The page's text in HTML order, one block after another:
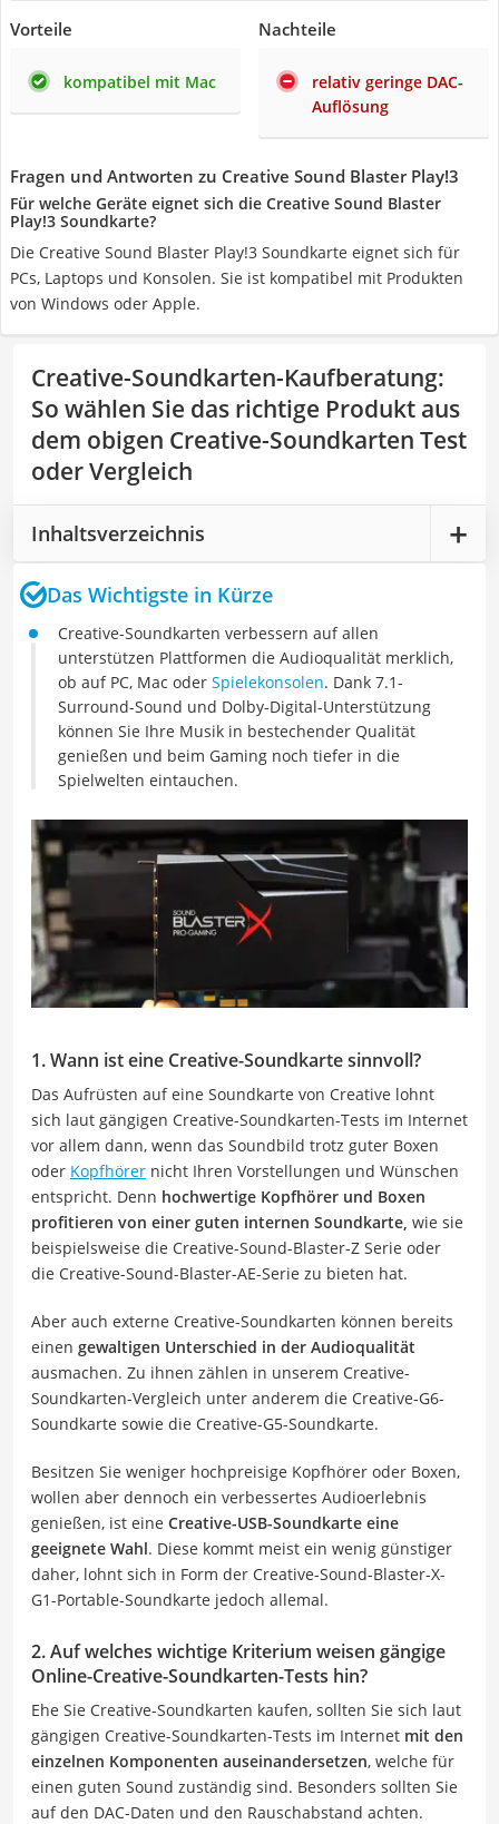
Vorteile
kompatibel mit Mac
Nachteile
relativ geringe DAC-
Auflösung
Fragen und Antworten zu Creative Sound Blaster Play!3
Für welche Geräte eignet sich die Creative Sound Blaster
Play!3 Soundkarte?
Die Creative Sound Blaster Play!3 Soundkarte eignet sich für
PCs, Laptops und Konsolen. Sie ist kompatibel mit Produkten
von Windows oder Apple.
Creative-Soundkarten-Kaufberatung:
So wählen Sie das richtige Produkt aus
dem obigen Creative-Soundkarten Test
oder Vergleich
Inhaltsverzeichnis
Das Wichtigste in Kürze
Creative-Soundkarten verbessern auf allen
unterstützen Plattformen die Audioqualität merklich,
ob auf PC, Mac oder Spielekonsolen. Dank 7.1-
Surround-Sound und Dolby-Digital-Unterstützung
können Sie Ihre Musik in bestechender Qualität
genießen und beim Gaming noch tiefer in die
Spielwelten eintauchen.
1. Wann ist eine Creative-Soundkarte sinnvoll?
Das Aufrüsten auf eine Soundkarte von Creative lohnt
sich laut gängigen Creative-Soundkarten-Tests im Internet
vor allem dann, wenn das Soundbild trotz guter Boxen
oder Kopfhörer nicht Ihren Vorstellungen und Wünschen
entspricht. Denn hochwertige Kopfhörer und Boxen
profitieren von einer guten internen Soundkarte, wie sie
beispielsweise die Creative-Sound-Blaster-Z Serie oder
die Creative-Sound-Blaster-AE-Serie zu bieten hat.
Aber auch externe Creative-Soundkarten können bereits
einen gewaltigen Unterschied in der Audioqualität
ausmachen. Zu ihnen zählen in unserem Creative-
Soundkarten-Vergleich unter anderem die Creative-G6-
Soundkarte sowie die Creative-G5-Soundkarte.
Besitzen Sie weniger hochpreisige Kopfhörer oder Boxen,
wollen aber dennoch ein verbessertes Audioerlebnis
genießen, ist eine Creative-USB-Soundkarte eine
geeignete Wahl. Diese kommt meist ein wenig günstiger
daher, lohnt sich in Form der Creative-Sound-Blaster-X-
G1-Portable-Soundkarte jedoch allemal.
2. Auf welches wichtige Kriterium weisen gängige
Online-Creative-Soundkarten-Tests hin?
Ehe Sie Creative-Soundkarten kaufen, sollten Sie sich laut
gängigen Creative-Soundkarten-Tests im Internet mit den
einzelnen Komponenten auseinandersetzen, welche für
einen guten Sound zuständig sind. Besonders sollten Sie
auf den DAC-Daten und den Rauschabstand achten.